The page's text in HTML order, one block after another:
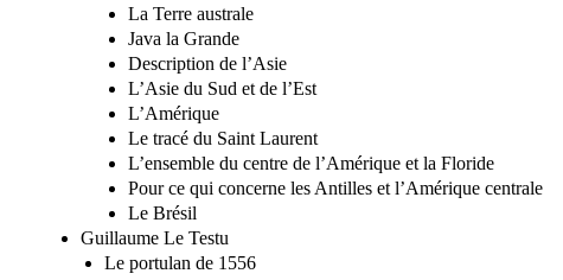
La Terre australe
Java la Grande
Description de l’Asie
L’Asie du Sud et de l’Est
L’Amérique
Le tracé du Saint Laurent
L’ensemble du centre de l’Amérique et la Floride
Pour ce qui concerne les Antilles et l’Amérique centrale
Le Brésil
Guillaume Le Testu
Le portulan de 1556